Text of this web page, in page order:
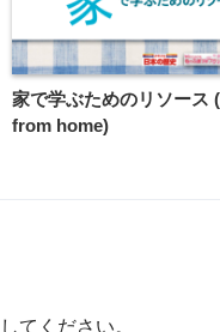
家で学ぶためのリソース
from home)
してください。